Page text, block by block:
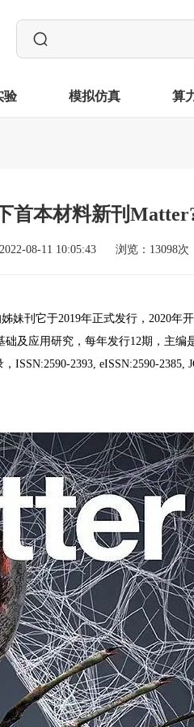
验 模拟仿真 算
首本材料新刊
08-11 10:05:43 浏览：13098次
妹刊它于2019年正式发行，2020年
及应用研究，每年发行12期，主编
2393, eISSN:2590-2385,